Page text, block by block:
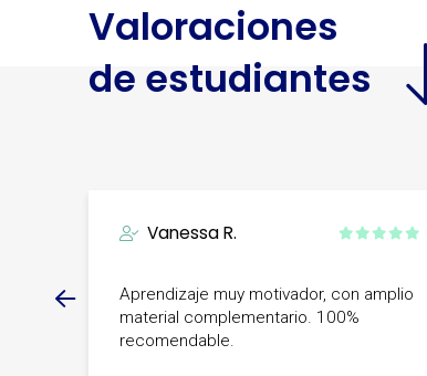
Valoraciones
de estudiantes
Vanessa R.
Aprendizaje muy motivador, con amplio
material complementario. 100%
recomendable.